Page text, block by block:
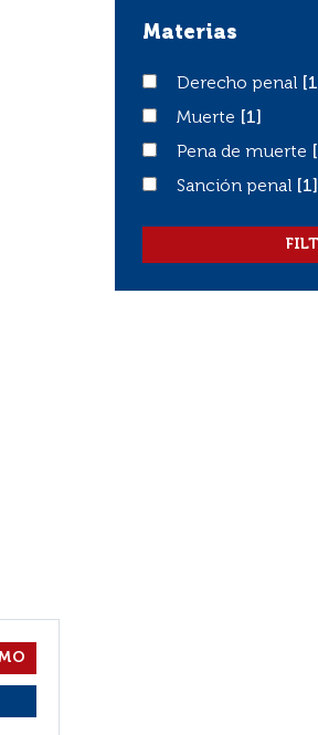
Materias
Derecho penal
Derecho penal
[1]
MuerteMuerte
[1]
Pena de muerte
Pena de muerte
Sanción penal
Sanción penal [1]